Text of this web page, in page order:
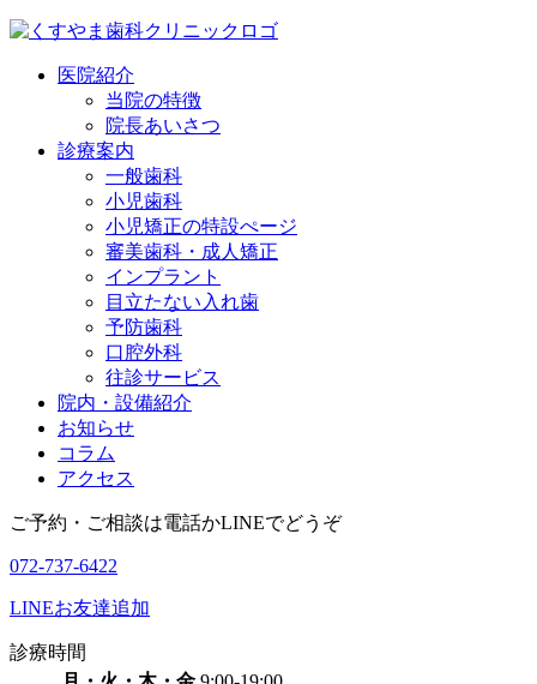
医院紹介
当院の特徴
院長あいさつ
診療案内
一般歯科
小児歯科
小児矯正の特設ぺージ
審美歯科・成人矯正
インプラント
目立たない入れ歯
予防歯科
口腔外科
往診サービス
院内・設備紹介
お知らせ
コラム
アクセス
ご予約・ご相談は電話かLINEでどうぞ
072-737-6422
LINEお友達追加
診療時間